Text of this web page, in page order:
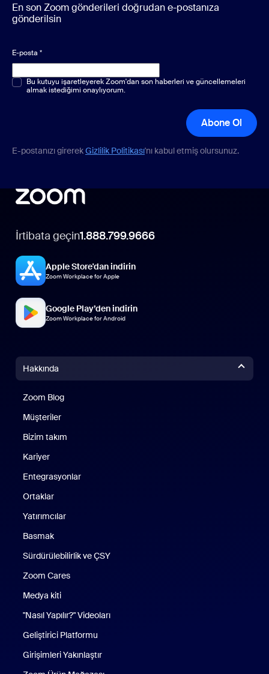
En son Zoom gönderileri doğrudan e-postanıza
gönderilsin
E-posta *
Çoktan seçmeli veya tek seçenekli*
Bu kutuyu işaretleyerek Zoom'dan son haberleri ve güncellemeleri
almak istediğimi onaylıyorum.
Abone Ol
E-postanızı girerekGizlilik Politikası'nı kabul etmiş olursunuz.
İrtibata geçin1.888.799.9666
Apple Store'dan indirin
Zoom Workplace for Apple
Google Play’den indirin
Zoom Workplace for Android
Hakkında
Zoom Blog
Müşteriler
Bizim takım
Kariyer
Entegrasyonlar
Ortaklar
Yatırımcılar
Basmak
Sürdürülebilirlik ve ÇSY
Zoom Cares
Medya kiti
"Nasıl Yapılır?" Videoları
Geliştirici Platformu
Girişimleri Yakınlaştır